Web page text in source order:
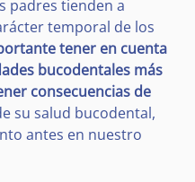
padres tienden a
temporal de los
tener en cuenta
bucodentales más
consecuencias de
su salud bucodental,
antes en nuestro